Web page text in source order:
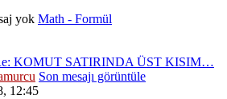
Math - Formül
KOMUT SATIRINDA ÜST KISIM…
Son mesajı görüntüle
12:45